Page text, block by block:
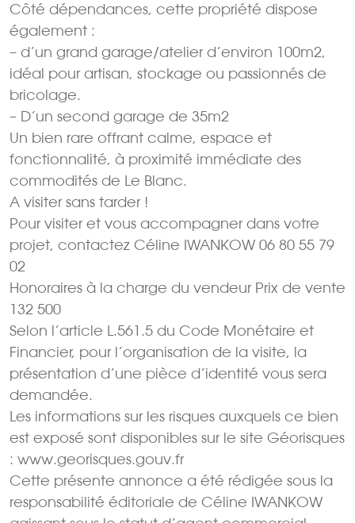
Côté dépendances, cette propriété dispose
également :
– d’un grand garage/atelier d’environ 100m2,
idéal pour artisan, stockage ou passionnés de
bricolage.
– D’un second garage de 35m2
Un bien rare offrant calme, espace et
fonctionnalité, à proximité immédiate des
commodités de Le Blanc.
A visiter sans tarder !
Pour visiter et vous accompagner dans votre
projet, contactez Céline IWANKOW 06 80 55 79
02
Honoraires à la charge du vendeur Prix de vente
132 500 
Selon l’article L.561.5 du Code Monétaire et
Financier, pour l’organisation de la visite, la
présentation d’une pièce d’identité vous sera
demandée.
Les informations sur les risques auxquels ce bien
est exposé sont disponibles sur le site Géorisques
: www.georisques.gouv.fr
Cette présente annonce a été rédigée sous la
responsabilité éditoriale de Céline IWANKOW